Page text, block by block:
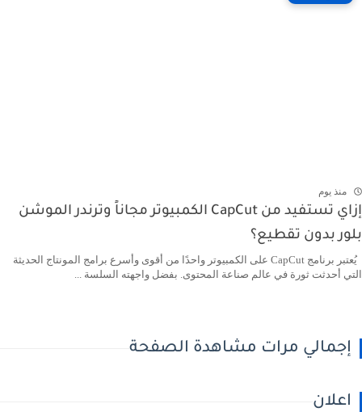
منذ يوم
إزاي تستفيد من CapCut الكمبيوتر مجاناً وترندر الموشن
بلور بدون تقطيع؟
يُعتبر برنامج CapCut على الكمبيوتر واحدًا من أقوى وأسرع برامج المونتاج الحديثة
التي أحدثت ثورة في عالم صناعة المحتوى. بفضل واجهته السلسة ...
إجمالي مرات مشاهدة الصفحة
اعلان